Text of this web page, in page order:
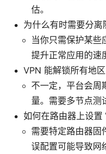
估。
为什么有时需要分离
当你只需保护某些
提升正常应用的速
VPN 能解锁所有地区
不一定，平台会周
量。需要多节点测
如何在路由器上设置
需要特定路由器固
误配置可能导致网